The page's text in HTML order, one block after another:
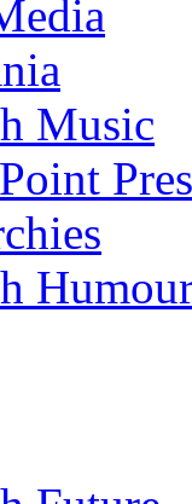
Music